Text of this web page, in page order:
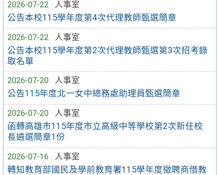
2026-07-22
人事室
公告本校115學年度第4次代理教師甄選簡章
2026-07-22
人事室
公告本校115學年度第2次代理教師甄選第3次招考錄
取名單
2026-07-20
人事室
公告115年度北一女中總務處助理員甄選簡章
2026-07-20
人事室
函轉高雄市115年度市立高級中等學校第2次新任校
長遴選簡章1份
2026-07-16
人事室
轉知教育部國民及學前教育署115學年度徵聘商借教